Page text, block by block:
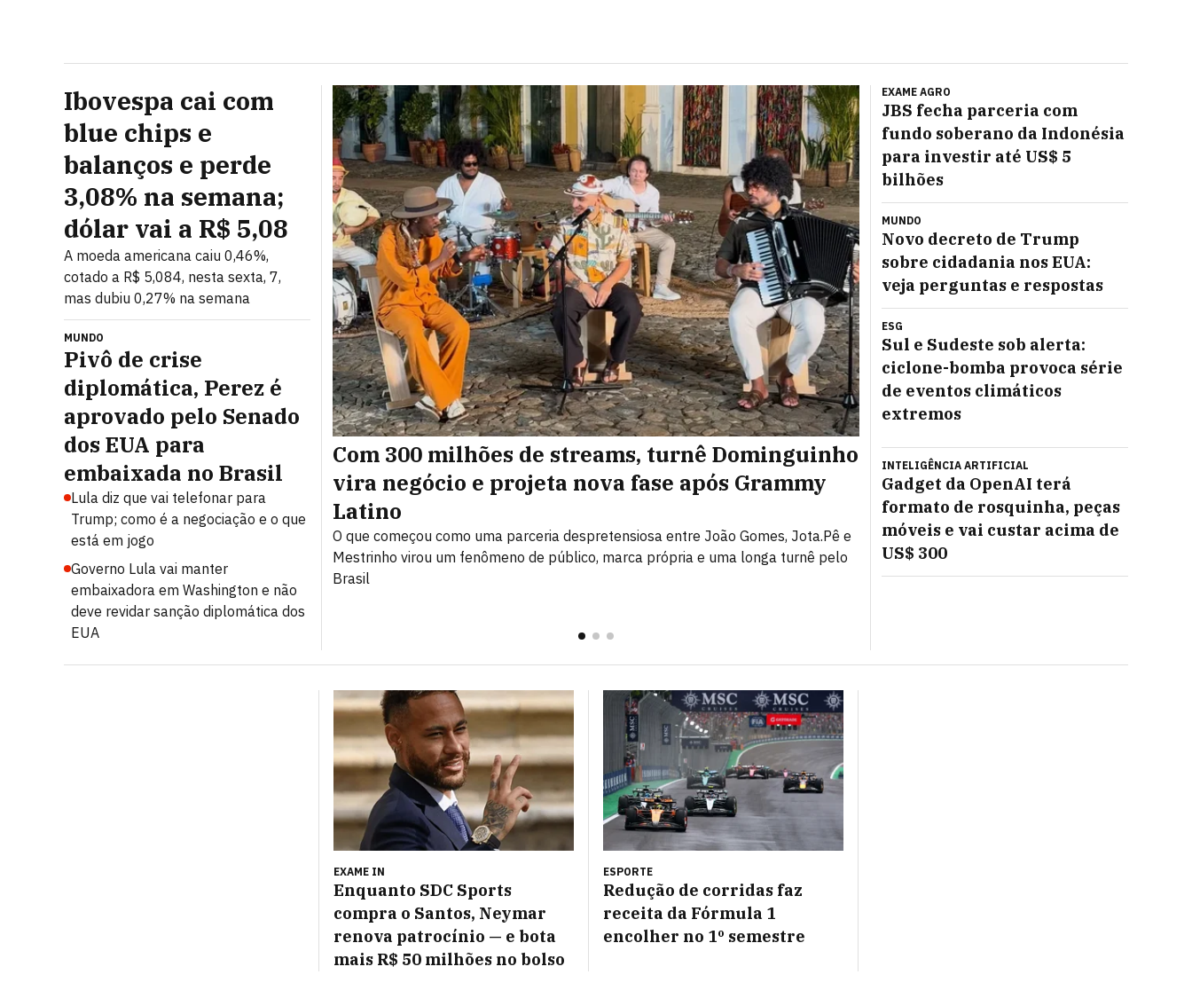
Ibovespa cai com
blue chips e
balanços e perde
3,08% na semana;
dólar vai a R$ 5,08
A moeda americana caiu 0,46%,
cotado a R$ 5,084, nesta sexta, 7,
mas dubiu 0,27% na semana
MUNDO
Pivô de crise
diplomática, Perez é
aprovado pelo Senado
dos EUA para
embaixada no Brasil
Lula diz que vai telefonar para
Trump; como é a negociação e o que
está em jogo
Governo Lula vai manter
embaixadora em Washington e não
deve revidar sanção diplomática dos
EUA
Com 300 milhões de streams, turnê Dominguinho
vira negócio e projeta nova fase após Grammy
Latino
O que começou como uma parceria despretensiosa entre João Gomes, Jota.Pê e
Mestrinho virou um fenômeno de público, marca própria e uma longa turnê pelo
Brasil
Anvisa libera venda de
Shopee
A autorização vale apenas para farmácias e
nova lei que regulamentou a venda de
supermercados
EXAME AGRO
JBS fecha parceria com
fundo soberano da Indonésia
para investir até US$ 5
bilhões
MUNDO
Novo decreto de Trump
sobre cidadania nos EUA:
veja perguntas e respostas
ESG
Sul e Sudeste sob alerta:
ciclone-bomba provoca série
de eventos climáticos
extremos
INTELIGÊNCIA ARTIFICIAL
Gadget da OpenAI terá
formato de rosquinha, peças
móveis e vai custar acima de
US$ 300
EXAME IN
Enquanto SDC Sports
compra o Santos, Neymar
renova patrocínio — e bota
mais R$ 50 milhões no bolso
ESPORTE
Redução de corridas faz
receita da Fórmula 1
encolher no 1º semestre